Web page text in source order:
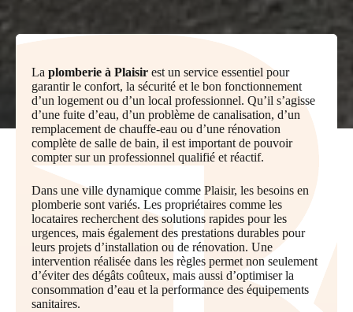
La plomberie à Plaisir est un service essentiel pour
garantir le confort, la sécurité et le bon fonctionnement
d’un logement ou d’un local professionnel. Qu’il s’agisse
d’une fuite d’eau, d’un problème de canalisation, d’un
remplacement de chauffe-eau ou d’une rénovation
complète de salle de bain, il est important de pouvoir
compter sur un professionnel qualifié et réactif.
Dans une ville dynamique comme Plaisir, les besoins en
plomberie sont variés. Les propriétaires comme les
locataires recherchent des solutions rapides pour les
urgences, mais également des prestations durables pour
leurs projets d’installation ou de rénovation. Une
intervention réalisée dans les règles permet non seulement
d’éviter des dégâts coûteux, mais aussi d’optimiser la
consommation d’eau et la performance des équipements
sanitaires.